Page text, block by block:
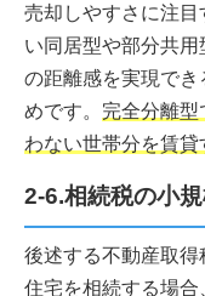
売却しやすさに注目
い同居型や部分共
の距離感を実現で
めです。 完全分離型
わない世帯分を賃貸
2-6.相続税の小
後述する不動産取
住宅を相続する場合